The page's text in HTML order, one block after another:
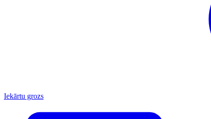
Iekārtu grozs